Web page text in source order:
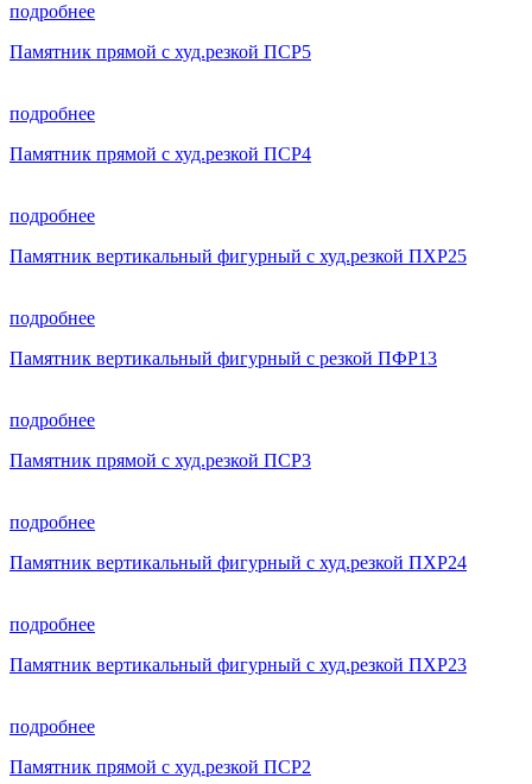
подробнее
Памятник прямой с худ.резкой ПСР5
подробнее
Памятник прямой с худ.резкой ПСР4
подробнее
Памятник вертикальный фигурный с худ.резкой ПХР25
подробнее
Памятник вертикальный фигурный с резкой ПФР13
подробнее
Памятник прямой с худ.резкой ПСР3
подробнее
Памятник вертикальный фигурный с худ.резкой ПХР24
подробнее
Памятник вертикальный фигурный с худ.резкой ПХР23
подробнее
Памятник прямой с худ.резкой ПСР2